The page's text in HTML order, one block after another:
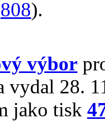
808).
výbor
vydal 28.
jako tisk